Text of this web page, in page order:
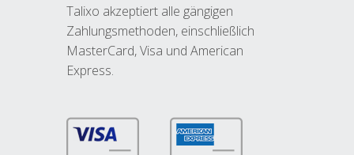
Talixo akzeptiert alle gängigen
Zahlungsmethoden, einschließlich
MasterCard, Visa und American
Express.